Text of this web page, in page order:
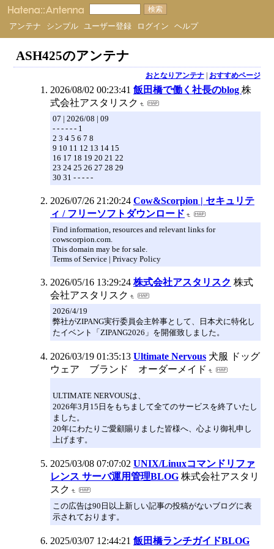
アンテナ シンプル ユーザー登録 ログイン ヘルプ
ASH425のアンテナ
おとなりアンテナ| おすすめページ
2026/08/02 00:23:41 飯田橋で働く社長のblog 株
式会社アスタリスク
07 | 2026/08 | 09
- - - - - - 1
2 3 4 5 6 7 8
9 10 11 12 13 14 15
16 17 18 19 20 21 22
23 24 25 26 27 28 29
30 31 - - - - -
2026/07/26 21:20:24 Cow&Scorpion | セキュリテ
ィ / フリーソフトダウンロード
Find information, resources and relevant links for
cowscorpion.com.
This domain may be for sale.
Terms of Service | Privacy Policy
2026/05/16 13:29:24 株式会社アスタリスク 株式
会社アスタリスク
2026/4/19
弊社がZIPANG実行委員会主幹事として、日本犬に特化し
たイベント「ZIPANG2026」を開催致しました。
2026/03/19 01:35:13 Ultimate Nervous 犬服 ドッグ
ウェア ブランド オーダーメイド
ULTIMATE NERVOUSは、
2026年3月15日をもちまして全てのサービスを終了いたし
ました。
20年にわたりご愛顧賜りました皆様へ、心より御礼申し
上げます。
2025/03/08 07:07:02 UNIX/Linuxコマンドリファ
レンス サーバ運用管理BLOG 株式会社アスタリ
スク
この広告は90日以上新しい記事の投稿がないブログに表
示されております。
2025/03/07 12:44:21 飯田橋ランチガイドBLOG